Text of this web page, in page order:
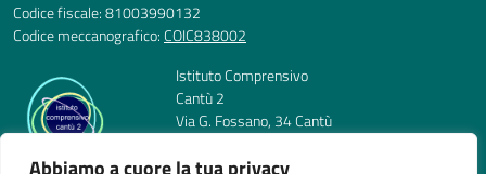
Abbiamo a cuore la tua privacy
Codice fiscale: 81003990132
Codice meccanografico:COIC838002
Istituto Comprensivo
Cantù 2
Via G. Fossano, 34 Cantù
E-mail: coic838002@istruzione.it